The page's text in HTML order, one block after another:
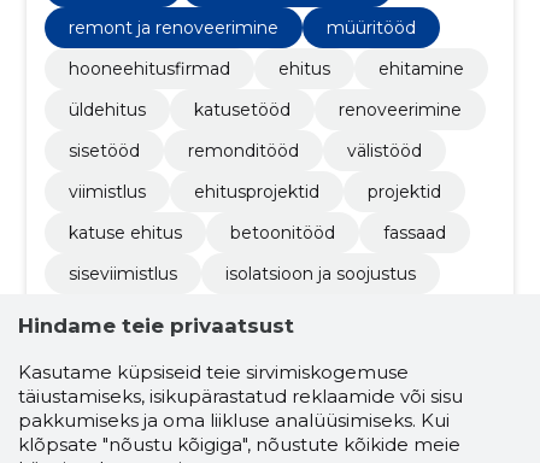
remont ja renoveerimine
müüritööd
hooneehitusfirmad
ehitus
ehitamine
üldehitus
katusetööd
renoveerimine
sisetööd
remonditööd
välistööd
viimistlus
ehitusprojektid
projektid
katuse ehitus
betoonitööd
fassaad
siseviimistlus
isolatsioon ja soojustus
põrandakatted
lagede paigaldus
pindade ettevalmistus
värvimise planeerimine
Hindame teie privaatsust
Kasutame küpsiseid teie sirvimiskogemuse
täiustamiseks, isikupärastatud reklaamide või sisu
pakkumiseks ja oma liikluse analüüsimiseks. Kui
klõpsate "nõustu kõigiga", nõustute kõikide meie